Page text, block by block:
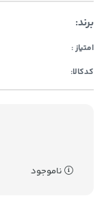
برند:
امتیاز :
کدکالا:
ناموجود